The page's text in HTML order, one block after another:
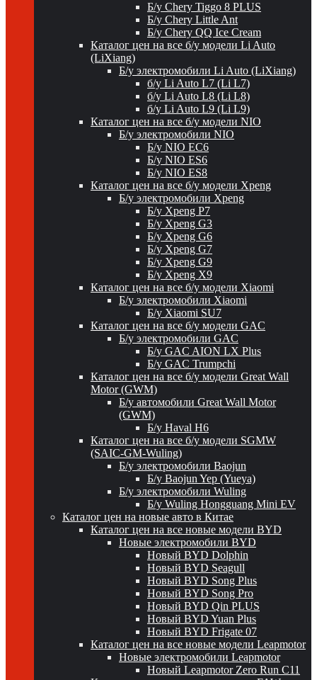
Б/у Chery Tiggo 8 PLUS
Б/у Chery Little Ant
Б/у Chery QQ Ice Cream
Каталог цен на все б/у модели Li Auto
(LiXiang)
Б/у электромобили Li Auto (LiXiang)
б/у Li Auto L7 (Li L7)
б/у Li Auto L8 (Li L8)
б/у Li Auto L9 (Li L9)
Каталог цен на все б/у модели NIO
Б/у электромобили NIO
Б/у NIO EC6
Б/у NIO ES6
Б/у NIO ES8
Каталог цен на все б/у модели Xpeng
Б/у электромобили Xpeng
Б/у Xpeng P7
Б/у Xpeng G3
Б/у Xpeng G6
Б/у Xpeng G7
Б/у Xpeng G9
Б/у Xpeng X9
Каталог цен на все б/у модели Xiaomi
Б/у электромобили Xiaomi
Б/у Xiaomi SU7
Каталог цен на все б/у модели GAC
Б/у электромобили GAC
Б/у GAC AION LX Plus
Б/у GAC Trumpchi
Каталог цен на все б/у модели Great Wall
Motor (GWM)
Б/у автомобили Great Wall Motor
(GWM)
Б/у Haval H6
Каталог цен на все б/у модели SGMW
(SAIC-GM-Wuling)
Б/у электромобили Baojun
Б/у Baojun Yep (Yueya)
Б/у электромобили Wuling
Б/у Wuling Hongguang Mini EV
Каталог цен на новые авто в Китае
Каталог цен на все новые модели BYD
Новые электромобили BYD
Новый BYD Dolphin
Новый BYD Seagull
Новый BYD Song Plus
Новый BYD Song Pro
Новый BYD Qin PLUS
Новый BYD Yuan Plus
Новый BYD Frigate 07
Каталог цен на все новые модели Leapmotor
Новые электромобили Leapmotor
Новый Leapmotor Zero Run C11